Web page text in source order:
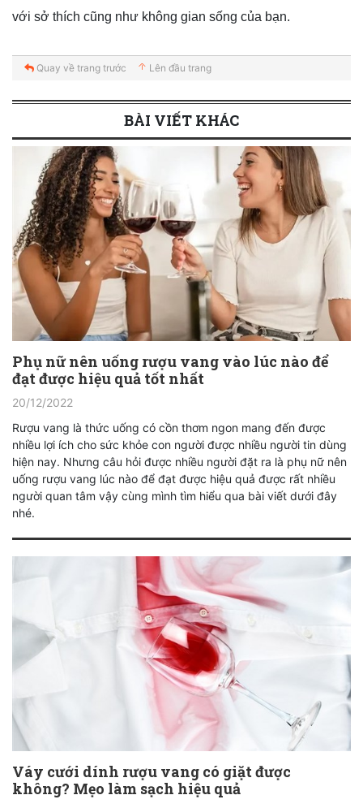
với sở thích cũng như không gian sống của bạn.
Quay về trang trước Lên đầu trang
BÀI VIẾT KHÁC
Phụ nữ nên uống rượu vang vào lúc nào để
đạt được hiệu quả tốt nhất
20/12/2022
Rượu vang là thức uống có cồn thơm ngon mang đến được
nhiều lợi ích cho sức khỏe con người được nhiều người tin dùng
hiện nay. Nhưng câu hỏi được nhiều người đặt ra là phụ nữ nên
uống rượu vang lúc nào để đạt được hiệu quả được rất nhiều
người quan tâm vậy cùng mình tìm hiểu qua bài viết dưới đây
nhé.
Váy cưới dính rượu vang có giặt được
không? Mẹo làm sạch hiệu quả